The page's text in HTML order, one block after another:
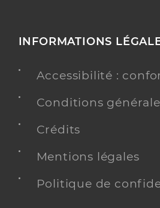
INFORMATIONS
Accessibilité :
Conditions
Crédits
Mentions légales
Politique de